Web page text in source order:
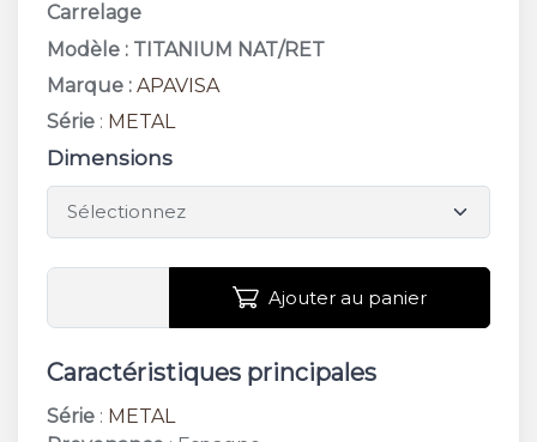
Carrelage
Modèle : TITANIUM NAT/RET
Marque : APAVISA
Série : METAL
Dimensions
Ajouter au panier
Caractéristiques principales
Série : METAL